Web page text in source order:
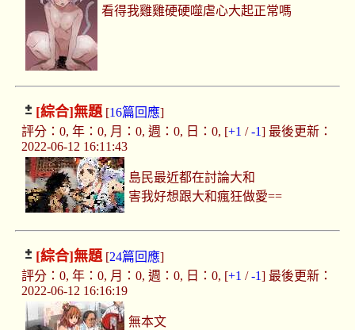
看得我雞雞硬硬噬虐心大起正常嗎
[綜合]無題[16篇回應]
評分：0, 年：0, 月：0, 週：0, 日：0, [+1 /-1] 最後更新：
2022-06-12 16:11:43
島民最近都在討論大和
害我好想跟大和瘋狂做愛==
[綜合]無題[24篇回應]
評分：0, 年：0, 月：0, 週：0, 日：0, [+1 /-1] 最後更新：
2022-06-12 16:16:19
無本文